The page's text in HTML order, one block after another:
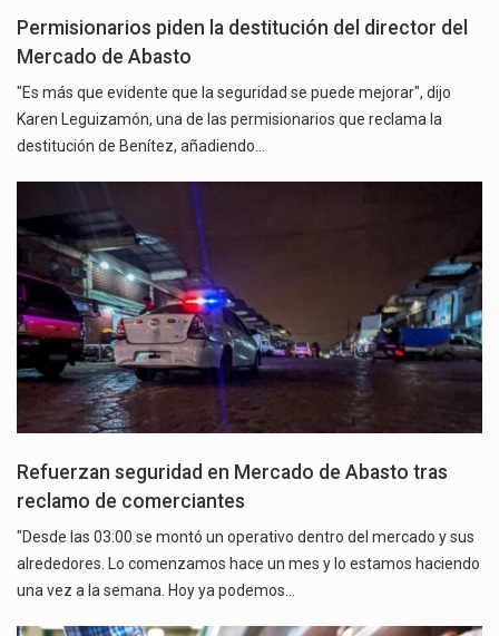
Permisionarios piden la destitución del director del
Mercado de Abasto
"Es más que evidente que la seguridad se puede mejorar", dijo
Karen Leguizamón, una de las permisionarios que reclama la
destitución de Benítez, añadiendo…
Refuerzan seguridad en Mercado de Abasto tras
reclamo de comerciantes
"Desde las 03:00 se montó un operativo dentro del mercado y sus
alrededores. Lo comenzamos hace un mes y lo estamos haciendo
una vez a la semana. Hoy ya podemos…